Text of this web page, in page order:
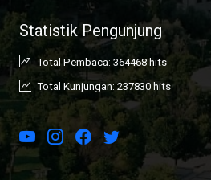
Statistik Pengunjung
Total Pembaca: 364468 hits
Total Kunjungan: 237830 hits